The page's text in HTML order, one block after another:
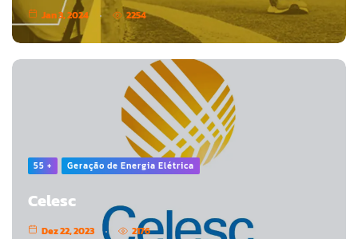
Jan 3, 2024 2254
55 + Geração de Energia Elétrica
Celesc
Dez 22, 2023 2176